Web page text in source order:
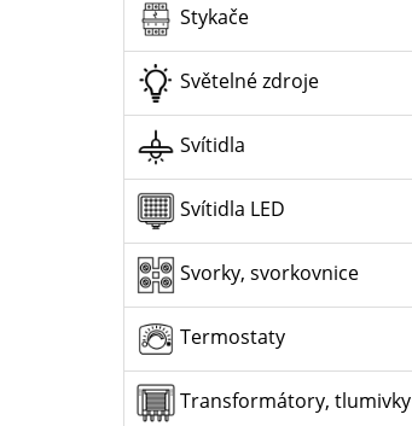
Stykače
Světelné zdroje
Svítidla
Svítidla LED
Svorky, svorkovnice
Termostaty
Transformátory, tlumivky